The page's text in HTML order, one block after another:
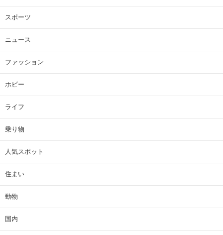
スポーツ
ニュース
ファッション
ホビー
ライフ
乗り物
人気スポット
住まい
動物
国内